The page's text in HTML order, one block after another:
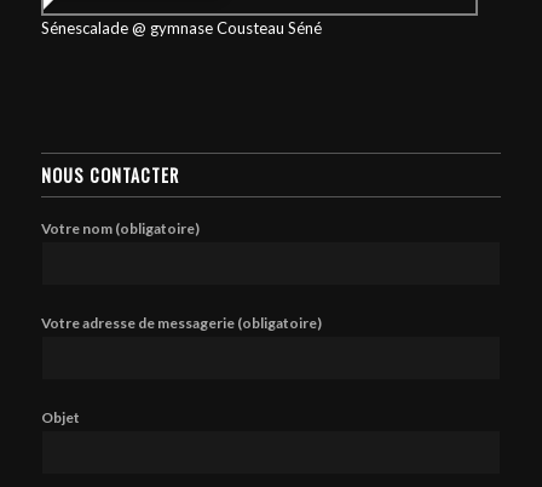
Sénescalade @ gymnase Cousteau Séné
NOUS CONTACTER
Votre nom (obligatoire)
Votre adresse de messagerie (obligatoire)
Objet